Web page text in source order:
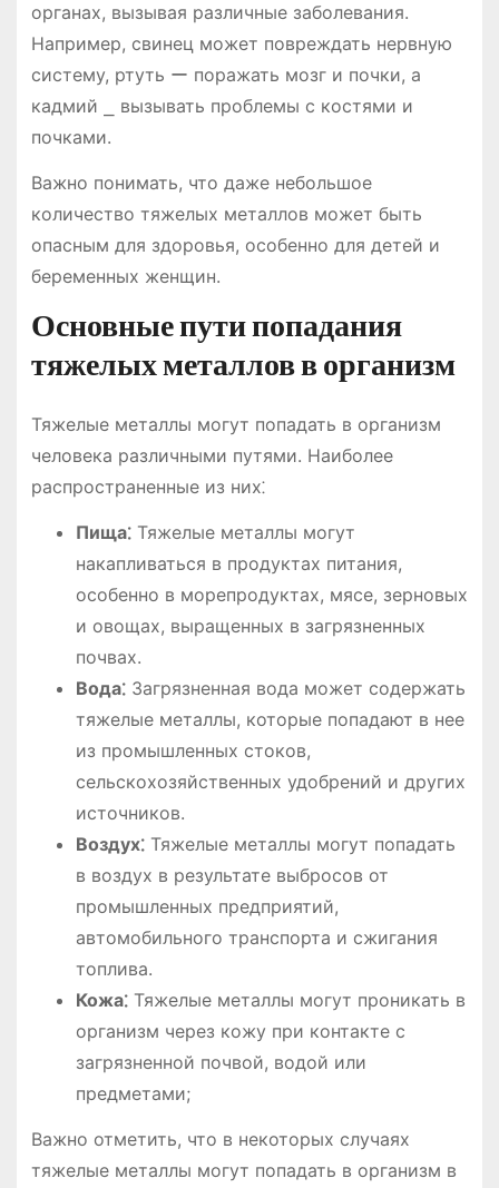
органах, вызывая различные заболевания.
Например, свинец может повреждать нервную
систему, ртуть ー поражать мозг и почки, а
кадмий ⎯ вызывать проблемы с костями и
почками.
Важно понимать, что даже небольшое
количество тяжелых металлов может быть
опасным для здоровья, особенно для детей и
беременных женщин.
Основные пути попадания
тяжелых металлов в организм
Тяжелые металлы могут попадать в организм
человека различными путями. Наиболее
распространенные из них⁚
Пища⁚Тяжелые металлы могут
накапливаться в продуктах питания,
особенно в морепродуктах, мясе, зерновых
и овощах, выращенных в загрязненных
почвах.
Вода⁚Загрязненная вода может содержать
тяжелые металлы, которые попадают в нее
из промышленных стоков,
сельскохозяйственных удобрений и других
источников.
Воздух⁚Тяжелые металлы могут попадать
в воздух в результате выбросов от
промышленных предприятий,
автомобильного транспорта и сжигания
топлива.
Кожа⁚Тяжелые металлы могут проникать в
организм через кожу при контакте с
загрязненной почвой, водой или
предметами;
Важно отметить, что в некоторых случаях
тяжелые металлы могут попадать в организм в